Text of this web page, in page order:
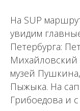
На SUP
увидим
Петербурга:
Михайловский
музей
Пыжыка. На
Грибоедова и